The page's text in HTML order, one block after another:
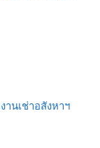
านเช่าอสังหาฯ